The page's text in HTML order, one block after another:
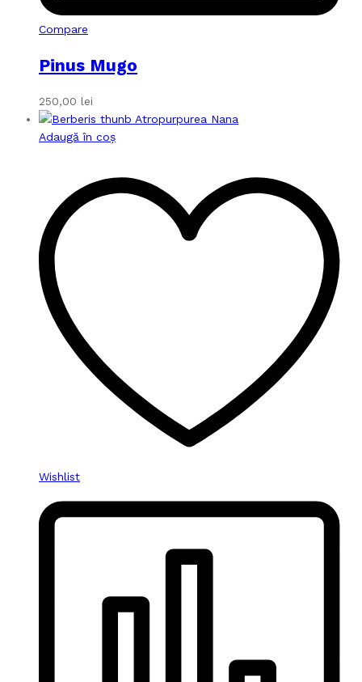
Compare
Pinus Mugo
250,00 lei
Adaugă în coș
Wishlist